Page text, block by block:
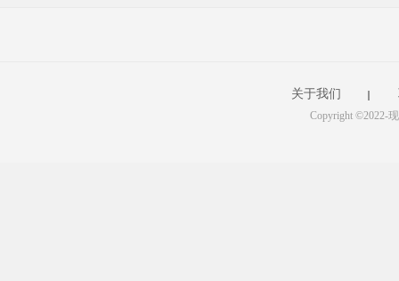
关于我们
Copyright ©2022-